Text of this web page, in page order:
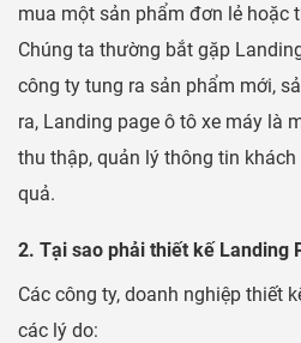
mua một sản phẩm đơn lẻ hoặc
Chúng ta thường bắt gặp
công ty tung ra sản phẩm mới,
ra, Landing page ô tô xe máy là
thu thập, quản lý thông tin
quả.
2. Tại sao phải thiết kế Landing
Các công ty, doanh nghiệp thiết
các lý do: